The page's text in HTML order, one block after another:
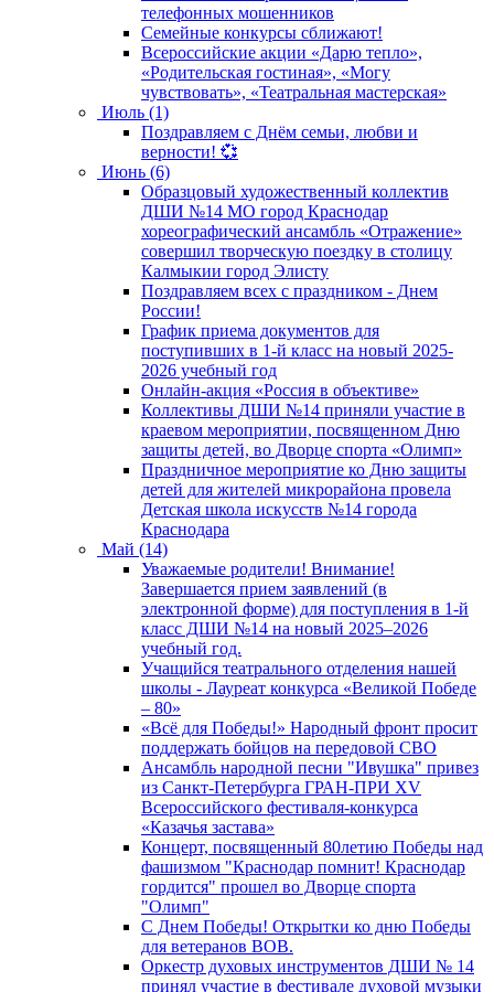
телефонных мошенников
Семейные конкурсы сближают!
Всероссийские акции «Дарю тепло»,
«Родительская гостиная», «Могу
чувствовать», «Театральная мастерская»
Июль (1)
Поздравляем с Днём семьи, любви и
верности! 💞
Июнь (6)
Образцовый художественный коллектив
ДШИ №14 МО город Краснодар
хореографический ансамбль «Отражение»
совершил творческую поездку в столицу
Калмыкии город Элисту
Поздравляем всех с праздником - Днем
России!
График приема документов для
поступивших в 1-й класс на новый 2025-
2026 учебный год
Онлайн-акция «Россия в объективе»
Коллективы ДШИ №14 приняли участие в
краевом мероприятии, посвященном Дню
защиты детей, во Дворце спорта «Олимп»
Праздничное мероприятие ко Дню защиты
детей для жителей микрорайона провела
Детская школа искусств №14 города
Краснодара
Май (14)
Уважаемые родители! Внимание!
Завершается прием заявлений (в
электронной форме) для поступления в 1-й
класс ДШИ №14 на новый 2025–2026
учебный год.
Учащийся театрального отделения нашей
школы - Лауреат конкурса «Великой Победе
– 80»
«Всё для Победы!» Народный фронт просит
поддержать бойцов на передовой СВО
Ансамбль народной песни "Ивушка" привез
из Санкт-Петербурга ГРАН-ПРИ XV
Всероссийского фестиваля-конкурса
«Казачья застава»
Концерт, посвященный 80летию Победы над
фашизмом "Краснодар помнит! Краснодар
гордится" прошел во Дворце спорта
"Олимп"
С Днем Победы! Открытки ко дню Победы
для ветеранов ВОВ.
Оркестр духовых инструментов ДШИ № 14
принял участие в фестивале духовой музыки